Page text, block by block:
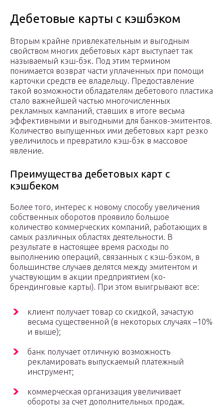
Дебетовые карты с кэшбэком
Вторым крайне привлекательным и выгодным
свойством многих дебетовых карт выступает так
называемый кэш-бэк. Под этим термином
понимается возврат части уплаченных при помощи
карточки средств ее владельцу. Предоставление
такой возможности обладателям дебетового пластика
стало важнейшей частью многочисленных
рекламных кампаний, ставших в итоге весьма
эффективными и выгодными для банков-эмитентов.
Количество выпущенных ими дебетовых карт резко
увеличилось и превратило кэш-бэк в массовое
явление.
Преимущества дебетовых карт с
кэшбеком
Более того, интерес к новому способу увеличения
собственных оборотов проявило большое
количество коммерческих компаний, работающих в
самых различных областях деятельности. В
результате в настоящее время расходы по
выполнению операций, связанных с кэш-бэком, в
большинстве случаев делятся между эмитентом и
участвующим в акции предприятием (ко-
брендинговые карты). При этом выигрывают все:
клиент получает товар со скидкой, зачастую
весьма существенной (в некоторых случаях –10%
и выше);
банк получает отличную возможность
рекламировать выпускаемый платежный
инструмент;
коммерческая организация увеличивает
обороты за счет дополнительных продаж.